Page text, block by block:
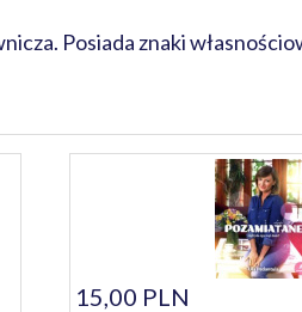
Posiada znaki
15,00 PLN